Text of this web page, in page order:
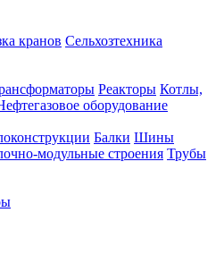
кранов Сельхозтехника
Реакторы Котлы,
оборудование
Балки Шины
модульные строения Трубы